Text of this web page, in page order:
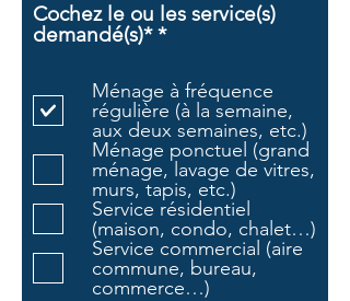
Cochez le ou les service(s)
demandé(s)* *O
g
a
t
o
i
r
e
Ménage à fréquence
régulière (à la semaine,
aux deux semaines, etc.)
Ménage ponctuel (grand
ménage, lavage de vitres,
murs, tapis, etc.)
Service résidentiel
(maison, condo, chalet…)
Service commercial (aire
commune, bureau,
commerce…)